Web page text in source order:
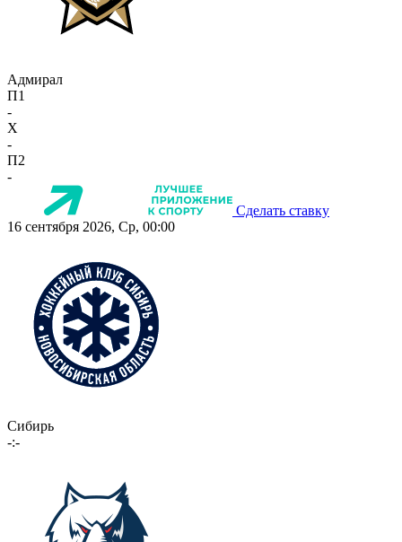
Адмирал
П1
-
X
-
П2
-
Сделать ставку
16 сентября 2026, Ср, 00:00
Сибирь
-:-